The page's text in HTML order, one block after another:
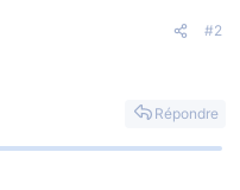
#2
Répondre